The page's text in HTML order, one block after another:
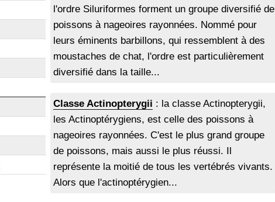
l'ordre Siluriformes forment un groupe diversifié de
poissons à nageoires rayonnées. Nommé pour
leurs éminents barbillons, qui ressemblent à des
moustaches de chat, l'ordre est particulièrement
diversifié dans la taille...
Classe Actinopterygii : la classe Actinopterygii,
les Actinoptérygiens, est celle des poissons à
nageoires rayonnées. C'est le plus grand groupe
de poissons, mais aussi le plus réussi. Il
représente la moitié de tous les vertébrés vivants.
Alors que l'actinoptérygien...